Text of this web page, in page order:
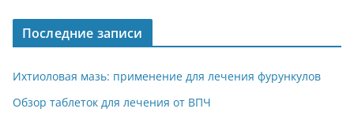
Последние записи
Ихтиоловая мазь: применение для лечения фурункулов
Обзор таблеток для лечения от ВПЧ